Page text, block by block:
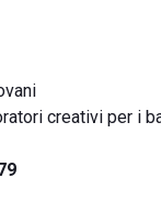
creativi per i